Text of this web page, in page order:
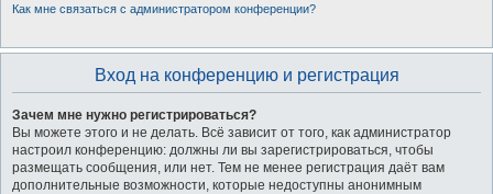
Как мне связаться с администратором конференции?
Вход на конференцию и регистрация
Зачем мне нужно регистрироваться?
Вы можете этого и не делать. Всё зависит от того, как администратор
настроил конференцию: должны ли вы зарегистрироваться, чтобы
размещать сообщения, или нет. Тем не менее регистрация даёт вам
дополнительные возможности, которые недоступны анонимным